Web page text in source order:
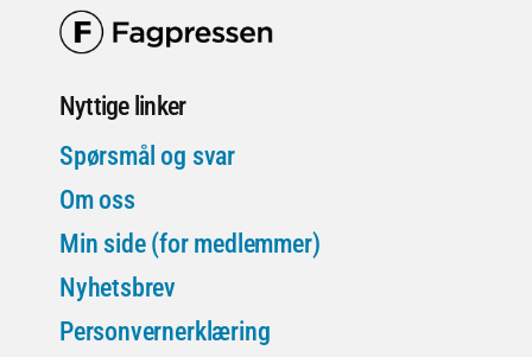
Nyttige linker
Spørsmål og svar
Om oss
Min side (for medlemmer)
Nyhetsbrev
Personvernerklæring